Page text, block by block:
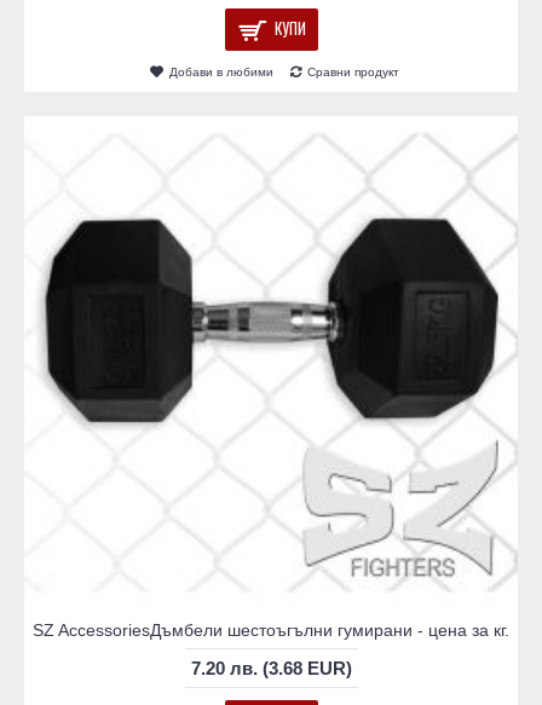
КУПИ
Добави в любими Сравни продукт
SZ AccessoriesДъмбели шестоъгълни гумирани - цена за кг.
7.20 лв. (3.68 EUR)